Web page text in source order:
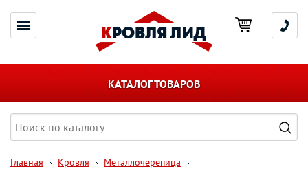
КАТАЛОГ ТОВАРОВ
Главная Кровля
Металлочерепица